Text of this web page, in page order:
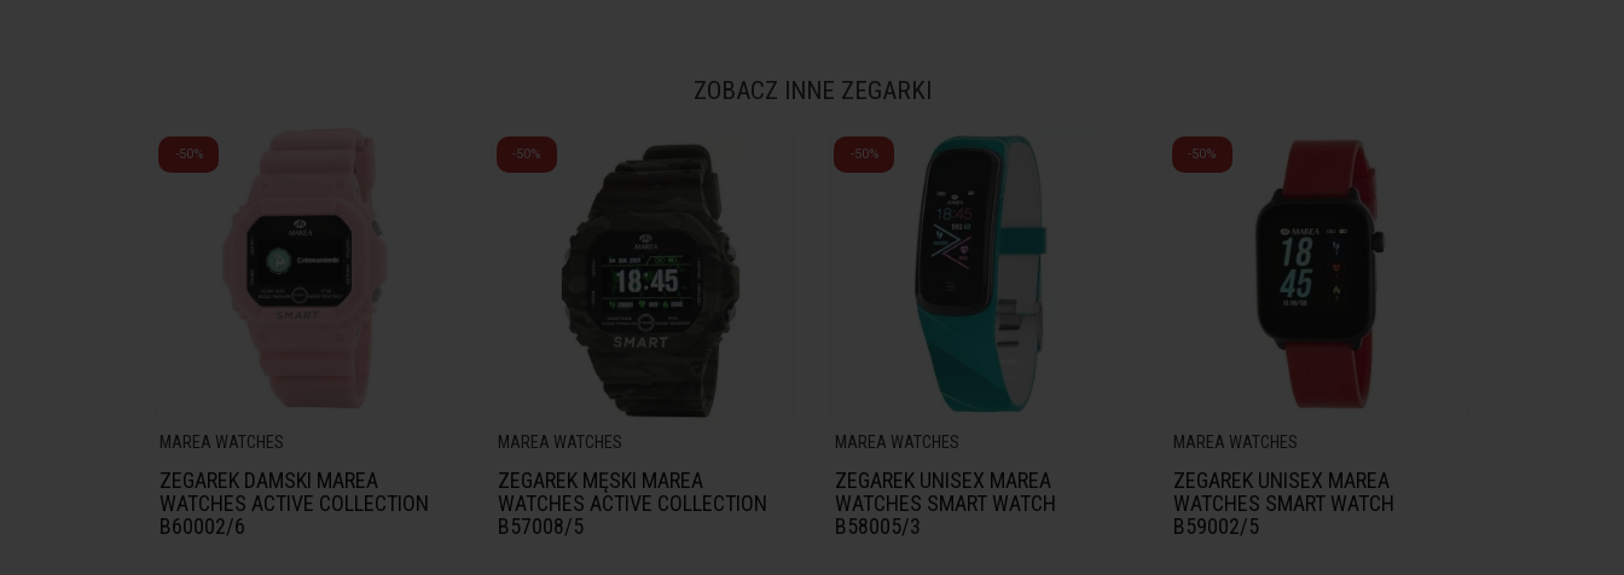
ZOBACZ INNE ZEGARKI
-50%
MAREA WATCHES
ZEGAREK DAMSKI MAREA
WATCHES ACTIVE COLLECTION
B60002/6
-50%
MAREA WATCHES
ZEGAREK MĘSKI MAREA
WATCHES ACTIVE COLLECTION
B57008/5
-50%
MAREA WATCHES
ZEGAREK UNISEX MAREA
WATCHES SMART WATCH
B58005/3
-50%
MAREA WATCHES
ZEGAREK UNISEX MAREA
WATCHES SMART WATCH
B59002/5